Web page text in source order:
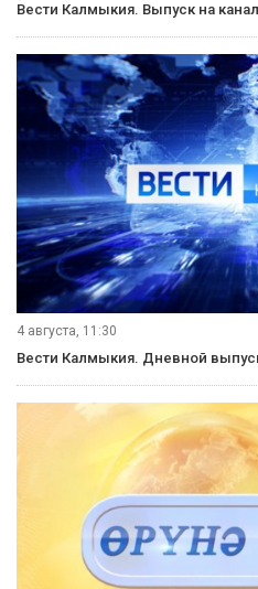
Вести Калмыкия. Выпуск на
4 августа, 11:30
Вести Калмыкия. Дневной